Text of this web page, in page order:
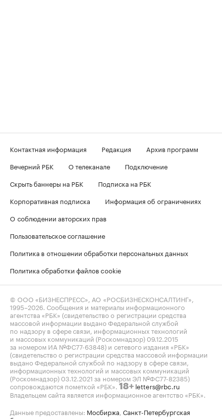
Контактная информация Редакция
Архив программ
Вечерний РБК
О телеканале
Подключение
Скрыть баннеры на РБК
Подписка на РБК
Корпоративная подписка
Информация об ограничениях
О соблюдении авторских прав
Пользовательское соглашение
Политика в отношении обработки персональных данных
Политика обработки файлов cookie
© ООО «БИЗНЕСПРЕСС», АО «РОСБИЗНЕСКОНСАЛТИНГ»,
1995–2026. Сообщения и материалы информационного
агентства «РБК» (свидетельство о регистрации средства
массовой информации выдано Федеральной службой
по надзору в сфере связи, информационных технологий
и массовых коммуникаций (Роскомнадзор) 09.12.2015
за номером ИА №ФС77-63848) и сетевого издания «РБК»
(свидетельство о регистрации средства массовой информации
выдано Федеральной службой по надзору в сфере связи,
информационных технологий и массовых коммуникаций
(Роскомнадзор) 03.12.2021 за номером ЭЛ №ФС77-82385)
сопровождаются пометкой «РБК». 18+ letters@rbc.ru
Владельцем сайта является информационное агентство «РБК».
Данные предоставлены: Мосбиржа, Санкт-Петербургская